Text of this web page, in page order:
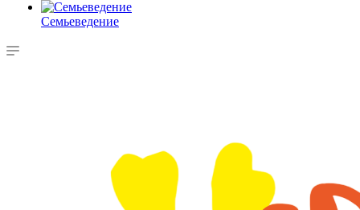
Семьеведение